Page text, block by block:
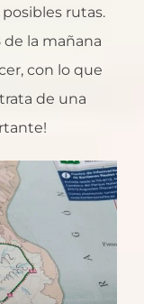
rutas.
de la mañana
con lo que
de una